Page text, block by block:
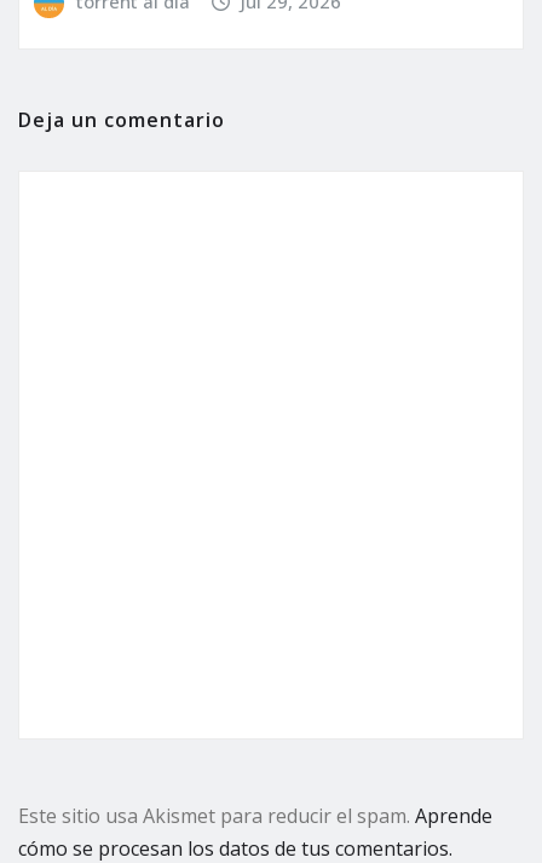
Deja un comentario
Este sitio usa Akismet para reducir el spam. Aprende
cómo se procesan los datos de tus comentarios.